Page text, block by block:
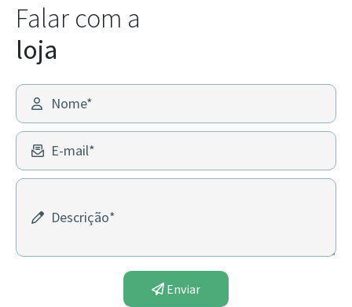
Falar com a
loja
Nome*
E-mail*
Descrição*
Enviar